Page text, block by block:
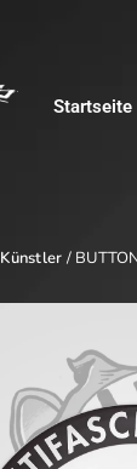
Startseite
Künstler /